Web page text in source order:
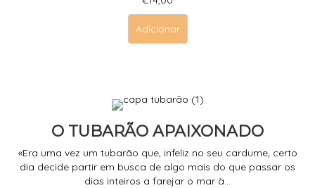
Adicionar
O TUBARÃO APAIXONADO
«Era uma vez um tubarão que, infeliz no seu cardume, certo
dia decide partir em busca de algo mais do que passar os
dias inteiros a farejar o mar à...